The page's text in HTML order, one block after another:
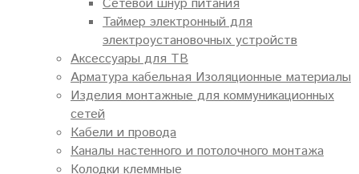
Сетевой шнур питания
Таймер электронный для
электроустановочных устройств
Аксессуары для ТВ
Арматура кабельная Изоляционные материалы
Изделия монтажные для коммуникационных
сетей
Кабели и провода
Каналы настенного и потолочного монтажа
Колодки клеммные